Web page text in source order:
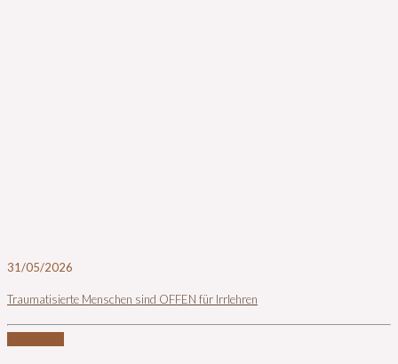
31/05/2026
Traumatisierte Menschen sind OFFEN für Irrlehren